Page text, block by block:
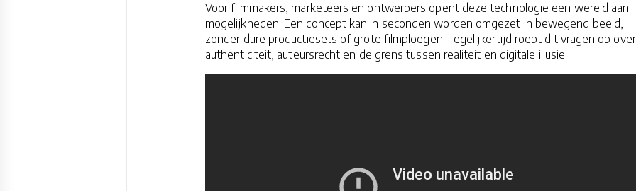
Voor filmmakers, marketeers en ontwerpers opent deze technologie een wereld aan
mogelijkheden. Een concept kan in seconden worden omgezet in bewegend beeld,
zonder dure productiesets of grote filmploegen. Tegelijkertijd roept dit vragen op over
authenticiteit, auteursrecht en de grens tussen realiteit en digitale illusie.